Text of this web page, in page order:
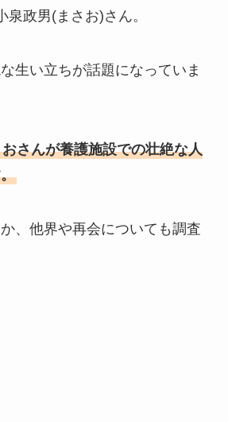
政男(まさお)さん。
生い立ちが話題になっていま
さんが養護施設での壮絶な人
、他界や再会についても調査